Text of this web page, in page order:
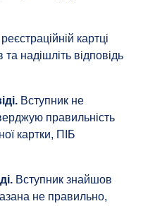
картці
та надішліть відповідь
Вступник не
правильність
картки, ПІБ
Вступник знайшов
не правильно,